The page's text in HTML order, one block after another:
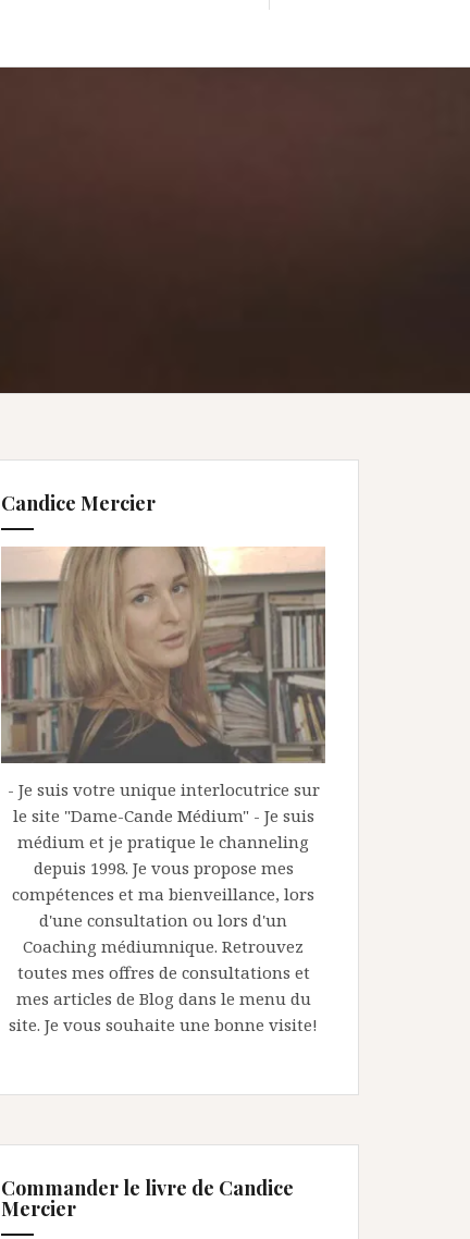
Candice Mercier
- Je suis votre unique interlocutrice sur
le site "Dame-Cande Médium" - Je suis
médium et je pratique le channeling
depuis 1998. Je vous propose mes
compétences et ma bienveillance, lors
d'une consultation ou lors d'un
Coaching médiumnique. Retrouvez
toutes mes offres de consultations et
mes articles de Blog dans le menu du
site. Je vous souhaite une bonne visite!
Commander le livre de Candice
Mercier